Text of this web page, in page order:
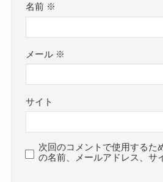
名前 ※
メール ※
サイト
次回のコメントで使用するた
の名前、メールアドレス、サ